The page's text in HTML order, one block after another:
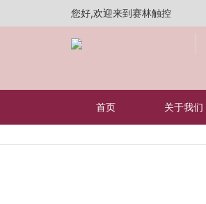
您好,欢迎来到赛林触控
首页 关于我们